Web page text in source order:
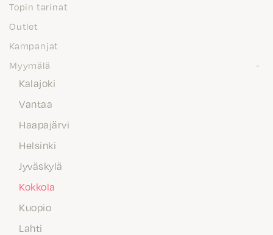
Topin tarinat
Outlet
Kampanjat
Myymälä
Kalajoki
Vantaa
Haapajärvi
Helsinki
Jyväskylä
Kokkola
Kuopio
Lahti